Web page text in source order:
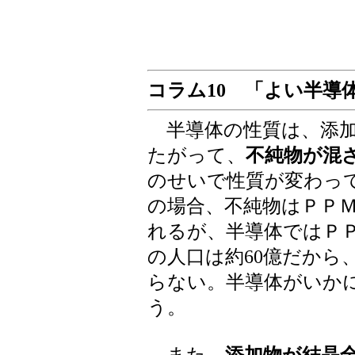
コラム10 「よい半導
半導体の性質は、添
たがって、 不純物が混
のせいで性質が変わっ
の場合、不純物はＰＰ
れるが、半導体ではＰ
の人口は約60億だから
らない。半導体がいか
う。